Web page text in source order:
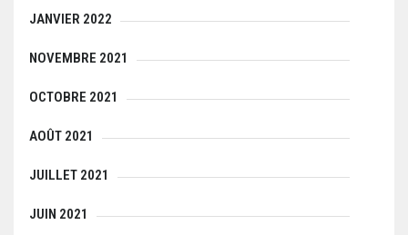
JANVIER 2022
NOVEMBRE 2021
OCTOBRE 2021
AOÛT 2021
JUILLET 2021
JUIN 2021